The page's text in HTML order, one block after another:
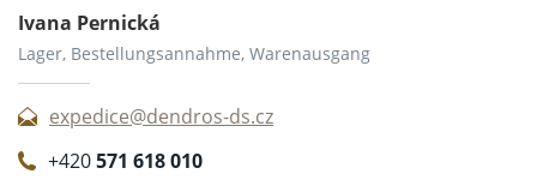
Ivana Pernická
Lager, Bestellungsannahme, Warenausgang
expedice@dendros-ds.cz
+420571 618 010